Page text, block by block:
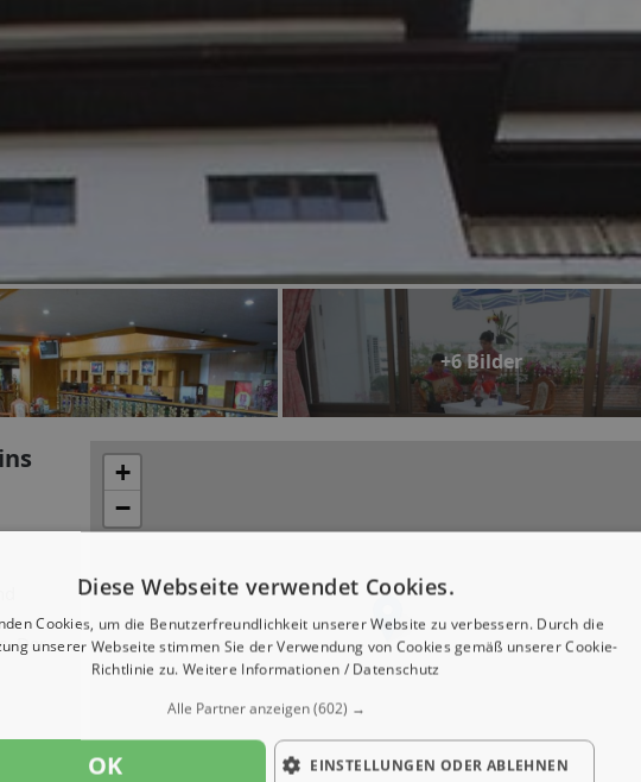
+6 Bilder
Der
+
−
Diese Webseite verwendet Cookies.
Cookies, um die Benutzerfreundlichkeit unserer Website zu verbessern. Durch die
unserer Webseite stimmen Sie der Verwendung von Cookies gemäß unserer Cookie-
Richtlinie zu. Weitere Informationen / Datenschutz
Alle Partner anzeigen(602) →
OK EINSTELLUNGEN ODER ABLEHNEN